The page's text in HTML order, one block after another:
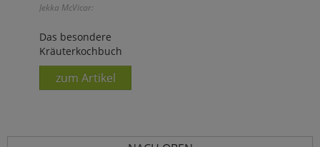
Jekka McVicar:
Das besondere
Kräuterkochbuch
zum Artikel